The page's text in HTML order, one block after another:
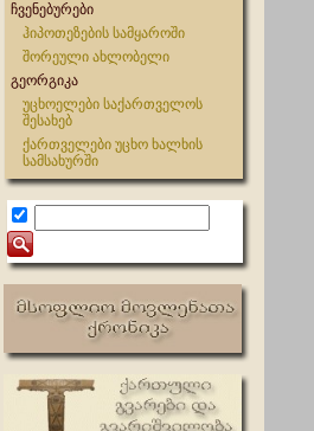
ჩვენებურები
ჰიპოთეზების სამყაროში
შორეული ახლობელი
გეორგიკა
უცხოელები საქართველოს
შესახებ
ქართველები უცხო ხალხის
სამსახურში